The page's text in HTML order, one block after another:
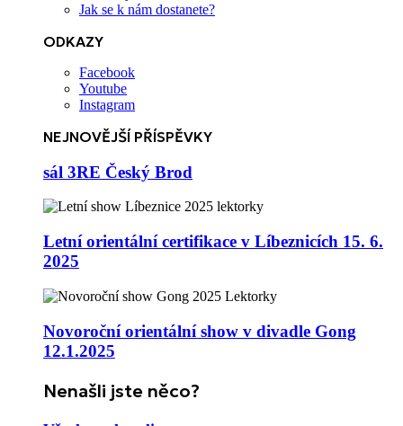
Jak se k nám dostanete?
ODKAZY
Facebook
Youtube
Instagram
NEJNOVĚJŠÍ PŘÍSPĚVKY
sál 3RE Český Brod
Letní orientální certifikace v Líbeznicích 15. 6.
2025
Novoroční orientální show v divadle Gong
12.1.2025
Nenašli jste něco?